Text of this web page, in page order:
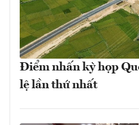
Điểm nhấn kỳ họp
lệ lần thứ nhất